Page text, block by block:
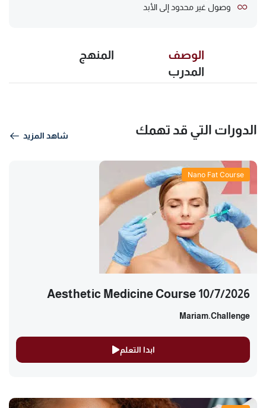
الوصف
المنهج
المدرب
وصول غير محدود إلى الأبد
الدورات التي قد تهمك شاهد المزيد
Nano Fat Course
Aesthetic Medicine Course 10/7/2026
Mariam.challenge
ابدا التعلم